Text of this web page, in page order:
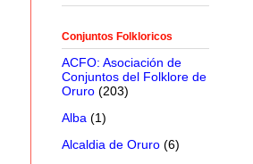
Conjuntos Folkloricos
ACFO: Asociación de
Conjuntos del Folklore de
Oruro (203)
Alba (1)
Alcaldia de Oruro (6)